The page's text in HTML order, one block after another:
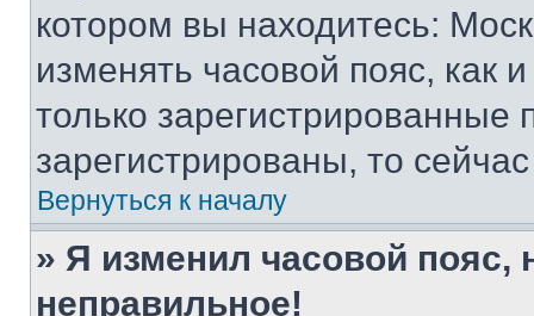
котором вы находитесь:
изменять часовой пояс, как
только
зарегистрированы, то
Вернуться к началу
» Я изменил часовой пояс,
неправильное!